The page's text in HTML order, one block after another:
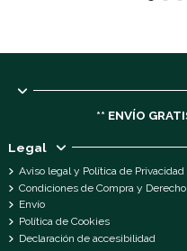
** ENVÍO
Legal
Aviso legal y Política de Privacidad
Condiciones de Compra y
Envío
Política de Cookies
Declaración de accesibilidad